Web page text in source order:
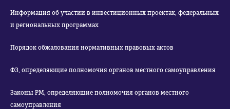
Информация об участии в инвестиционных проектах, федеральных
и региональных программах
Порядок обжалования нормативных правовых актов
ФЗ, определяющие полномочия органов местного самоуправления
Законы РМ, определяющие полномочия органов местного
самоуправления